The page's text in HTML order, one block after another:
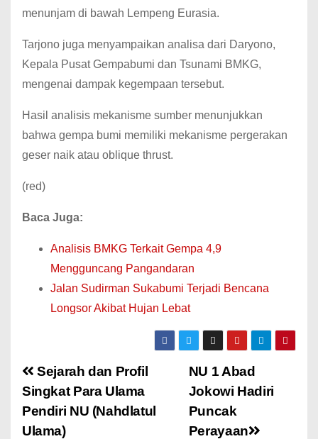
menunjam di bawah Lempeng Eurasia.
Tarjono juga menyampaikan analisa dari Daryono,
Kepala Pusat Gempabumi dan Tsunami BMKG,
mengenai dampak kegempaan tersebut.
Hasil analisis mekanisme sumber menunjukkan
bahwa gempa bumi memiliki mekanisme pergerakan
geser naik atau oblique thrust.
(red)
Baca Juga:
Analisis BMKG Terkait Gempa 4,9
Mengguncang Pangandaran
Jalan Sudirman Sukabumi Terjadi Bencana
Longsor Akibat Hujan Lebat
NU 1 Abad
Jokowi Hadiri
Puncak
Perayaan
Sejarah dan Profil
Singkat Para Ulama
Pendiri NU (Nahdlatul
Ulama)